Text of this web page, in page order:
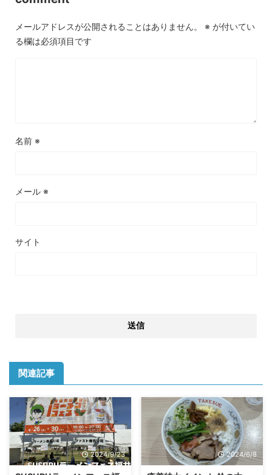
メールアドレスが公開されることはありません。 ※ が付いてい
る欄は必須項目です
名前 ※
メール ※
サイト
関連記事
2024/9/23 2024/6/8